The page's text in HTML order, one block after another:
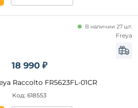
18 990 ₽
Raccolto FR5623FL-01CR
В наличии 27 шт.
Код: 618553
Freya